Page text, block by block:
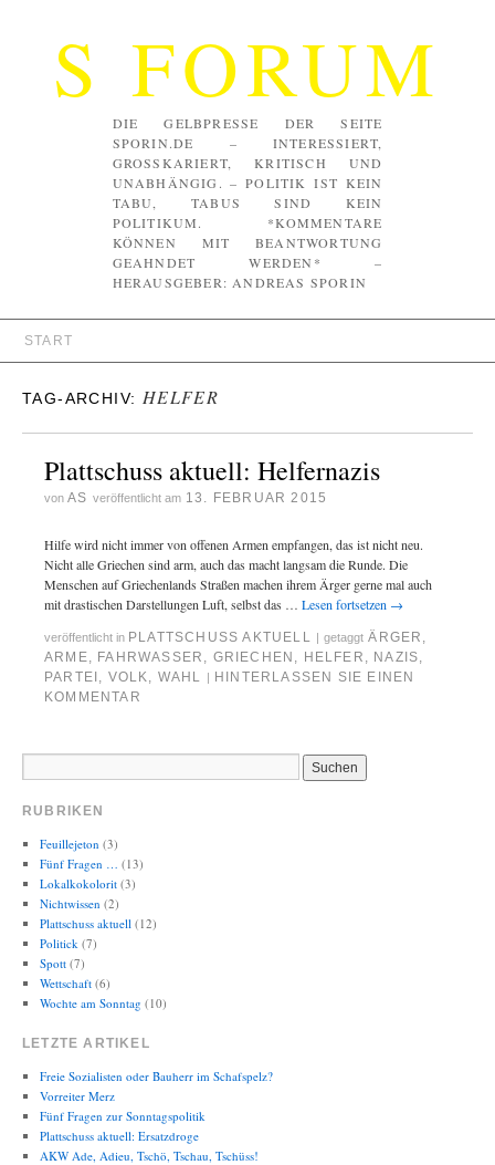
S FORUM
DIE GELBPRESSE DER SEITE
SPORIN.DE – INTERESSIERT,
GROSSKARIERT, KRITISCH UND U
NABHÄNGIG. – POLITIK IST KEIN T
ABU, TABUS SIND KEIN P
OLITIKUM. *KOMMENTARE K
ÖNNEN MIT BEANTWORTUNG G
EAHNDET WERDEN* – H
ERAUSGEBER: ANDREAS SPORIN
START
TAG-ARCHIV: HELFER
Plattschuss aktuell: Helfernazis
von AS veröffentlicht am 13. FEBRUAR 2015
Hilfe wird nicht immer von offenen Armen empfangen, das ist nicht neu.
Nicht alle Griechen sind arm, auch das macht langsam die Runde. Die
Menschen auf Griechenlands Straßen machen ihrem Ärger gerne mal auch
mit drastischen Darstellungen Luft, selbst das … Lesen fortsetzen →
veröffentlicht in PLATTSCHUSS AKTUELL | getaggt ÄRGER ,
ARME, FAHRWASSER , GRIECHEN , HELFER , NAZIS,
PARTEI , VOLK, WAHL | HINTERLASSEN SIE EINEN
KOMMENTAR
RUBRIKEN
Feuillejeton (3)
Fünf Fragen … (13)
Lokalkokolorit(3)
Nichtwissen (2)
Plattschuss aktuell(12)
Politick(7)
Spott(7)
Wettschaft(6)
Wochte am Sonntag (10)
LETZTE ARTIKEL
Freie Sozialisten oder Bauherr im Schafspelz?
Vorreiter Merz
Fünf Fragen zur Sonntagspolitik
Plattschuss aktuell: Ersatzdroge
AKW Ade, Adieu, Tschö, Tschau, Tschüss!